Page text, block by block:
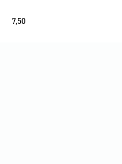
7,50